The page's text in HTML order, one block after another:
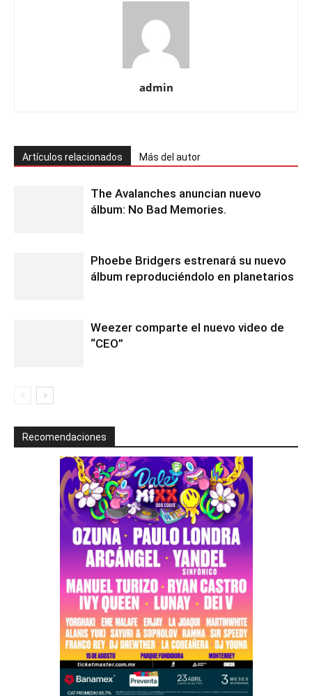
admin
Artículos relacionados Más del autor
The Avalanches anuncian nuevo
álbum: No Bad Memories.
Phoebe Bridgers estrenará su nuevo
álbum reproduciéndolo en planetarios
Weezer comparte el nuevo video de
“CEO”
Recomendaciones